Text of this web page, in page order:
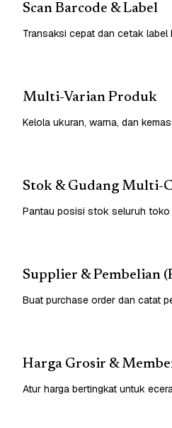
Scan Barcode & Label
Transaksi cepat dan cetak label
Multi-Varian Produk
Kelola ukuran, warna, dan
Stok & Gudang Multi-
Pantau posisi stok seluruh toko
Supplier & Pembelian
Buat purchase order dan catat
Harga Grosir &
Atur harga bertingkat untuk